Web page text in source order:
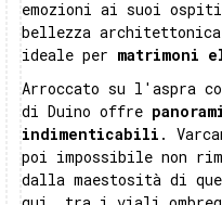
emozioni ai suoi
bellezza
ideale per matrimoni
Arroccato su l'aspra
di Duino offre
indimenticabili .
poi impossibile non
dalla maestosità di